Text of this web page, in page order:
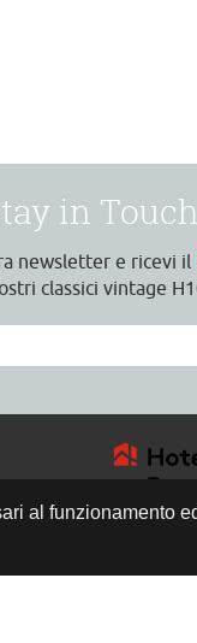
al funzionamento
in Touch
newsletter e ricevi il
classici vintage